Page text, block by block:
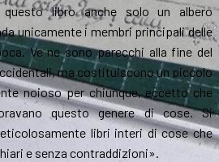
libro anche solo un albero
unicamente i membri principali delle
Ve ne sono parecchi alla fine del
ma costituiscono un piccolo
noioso per chiunque, eccetto che
questo genere di cose. Si
libri interi di cose che
e senza contraddizioni».